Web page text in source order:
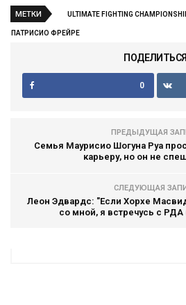
МЕТКИ ULTIMATE FIGHTING
ПАТРИСИО ФРЕЙРЕ
ПОДЕЛИТЬСЯ
0
ПРЕДЫДУЩАЯ
Семья Маурисио Шогуна Руа
карьеру, но он не
СЛЕДУЮЩАЯ
Леон Эдвардс: "Если Хорхе
со мной, я встречусь с